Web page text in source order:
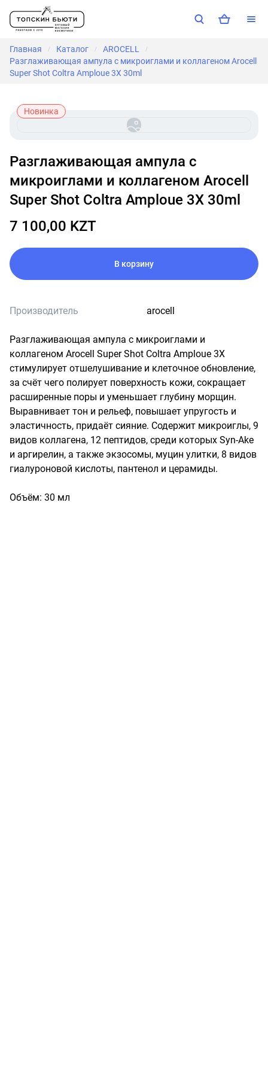
Главная / Каталог / AROCELL /
Разглаживающая ампула с микроиглами и коллагеном Arocell
Super Shot Coltra Amploue 3X 30ml
Новинка
Разглаживающая ампула с
микроиглами и коллагеном Arocell
Super Shot Coltra Amploue 3X 30ml
7 100,00 KZT
В корзину
Производитель arocell
Разглаживающая ампула с микроиглами и
коллагеном Arocell Super Shot Coltra Amploue 3X
стимулирует отшелушивание и клеточное обновление,
за счёт чего полирует поверхность кожи, сокращает
расширенные поры и уменьшает глубину морщин.
Выравнивает тон и рельеф, повышает упругость и
эластичность, придаёт сияние. Содержит микроиглы, 9
видов коллагена, 12 пептидов, среди которых Syn-Ake
и аргирелин, а также экзосомы, муцин улитки, 8 видов
гиалуроновой кислоты, пантенол и церамиды.
Объём: 30 мл